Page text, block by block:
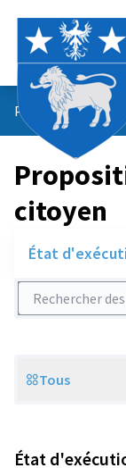
Propositions du
citoyen
État
Rechercher des
Scope
Tous
État